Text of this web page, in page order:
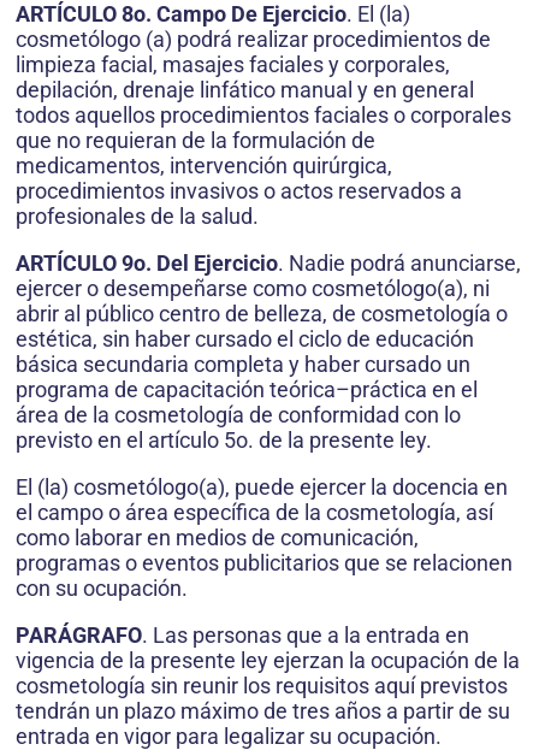
ARTÍCULO 8o. Campo De Ejercicio. El (la)
cosmetólogo (a) podrá realizar procedimientos de
limpieza facial, masajes faciales y corporales,
depilación, drenaje linfático manual y en general
todos aquellos procedimientos faciales o corporales
que no requieran de la formulación de
medicamentos, intervención quirúrgica,
procedimientos invasivos o actos reservados a
profesionales de la salud.
ARTÍCULO 9o. Del Ejercicio. Nadie podrá anunciarse,
ejercer o desempeñarse como cosmetólogo(a), ni
abrir al público centro de belleza, de cosmetología o
estética, sin haber cursado el ciclo de educación
básica secundaria completa y haber cursado un
programa de capacitación teórica–práctica en el
área de la cosmetología de conformidad con lo
previsto en el artículo 5o. de la presente ley.
El (la) cosmetólogo(a), puede ejercer la docencia en
el campo o área específica de la cosmetología, así
como laborar en medios de comunicación,
programas o eventos publicitarios que se relacionen
con su ocupación.
PARÁGRAFO. Las personas que a la entrada en
vigencia de la presente ley ejerzan la ocupación de la
cosmetología sin reunir los requisitos aquí previstos
tendrán un plazo máximo de tres años a partir de su
entrada en vigor para legalizar su ocupación.